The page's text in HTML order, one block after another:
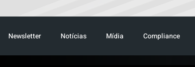
Newsletter Notícias Mídia Compliance